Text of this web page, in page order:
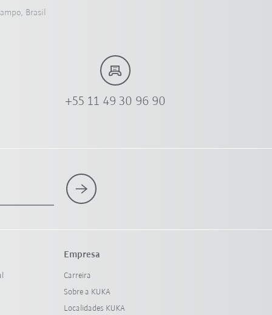
Brasil
+55 11 49 30 96 90
Empresa
Carreira
Sobre a KUKA
Localidades KUKA